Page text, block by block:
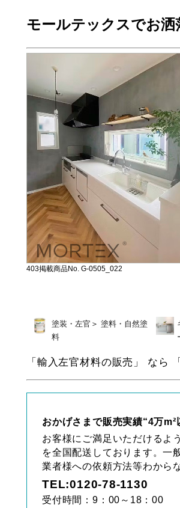
モールテックスでお
403掲載商品No. G-0505_022
塗装・左官 ＞ 塗料・自然塗
料
「輸入左官材料の販売」 なら
おかげさまで販売実績“4万m²
お客様にご満足いただけるよ
を全国配送しております。一
業者様への依頼方法等わから
TEL:0120-78-1130
受付時間：9：00～18：00